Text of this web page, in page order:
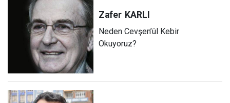
Zafer KARLI
Neden Cevşen’ül Kebir
Okuyoruz?